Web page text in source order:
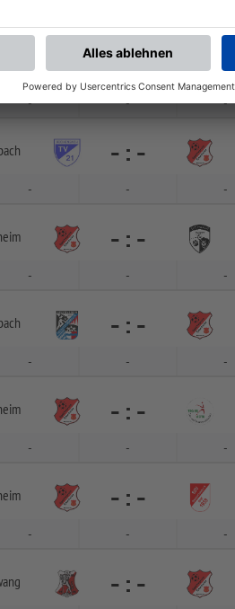
-:-
- - -
- : -
- - -
- : -
- - -
- : -
- - -
- : -
- - -
- : -
- - -
- : -